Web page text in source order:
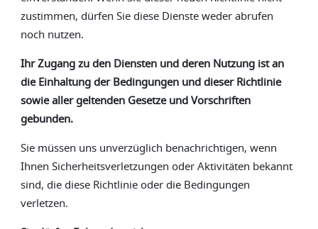
zustimmen, dürfen Sie diese Dienste weder abrufen
noch nutzen.
Ihr Zugang zu den Diensten und deren Nutzung ist an
die Einhaltung der Bedingungen und dieser Richtlinie
sowie aller geltenden Gesetze und Vorschriften
gebunden.
Sie müssen uns unverzüglich benachrichtigen, wenn
Ihnen Sicherheitsverletzungen oder Aktivitäten bekannt
sind, die diese Richtlinie oder die Bedingungen
verletzen.